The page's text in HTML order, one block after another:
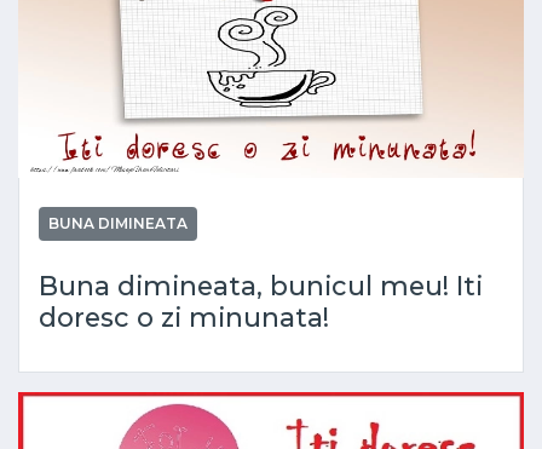
BUNA DIMINEATA
Buna dimineata, bunicul meu! Iti
doresc o zi minunata!